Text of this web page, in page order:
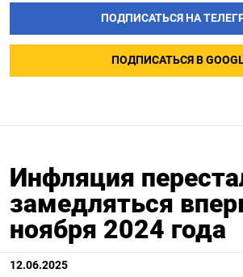
ПОДПИСАТЬСЯ НА
ПОДПИСАТЬСЯ В
Инфляция
замедляться
ноября 2024 года
12.06.2025